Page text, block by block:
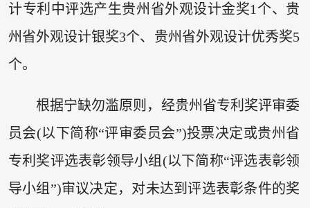
计专利中评选产生贵州省外观设计金奖1个、贵
州省外观设计银奖3个、贵州省外观设计优秀奖5
个。
根据宁缺勿滥原则，经贵州省专利奖评审委
员会(以下简称“评审委员会”)投票决定或贵州省
专利奖评选表彰领导小组(以下简称“评选表彰领
导小组”)审议决定，对未达到评选表彰条件的奖